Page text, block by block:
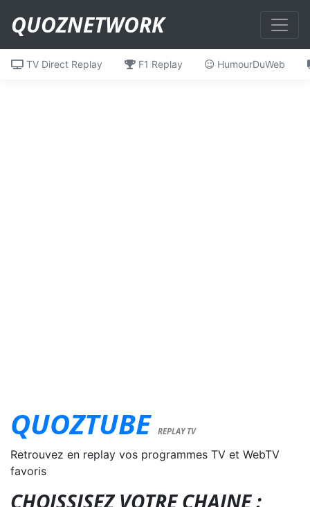
QUOZNETWORK
TV Direct Replay F1 Replay HumourDuWeb
QUOZTUBE REPLAY TV
Retrouvez en replay vos programmes TV et WebTV
favoris
CHOISSISEZ VOTRE CHAINE :